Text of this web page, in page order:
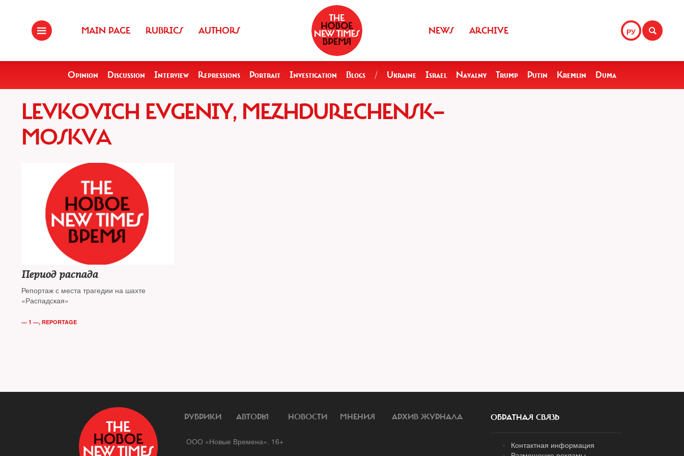
MAIN PAGE RUBRICS AUTHORS РУ
NEWS ARCHIVE
Opinion Discussion Interview Repressions Portrait Investigation Blogs / Ukraine Israel Navalny Trump Putin Kremlin Duma
LEVKOVICH EVGENIY, MEZHDURECHENSK—
MOSKVA
Период распада
Репортаж с места трагедии на шахте
«Распадская»
— 1 —, REPORTAGE
РУБРИКИ АВТОРЫ НОВОСТИ МНЕНИЯ АРХИВ ЖУРНАЛА
ООО «Новые Времена». 16+
ОБРАТНАЯ СВЯЗЬ
Контактная информация